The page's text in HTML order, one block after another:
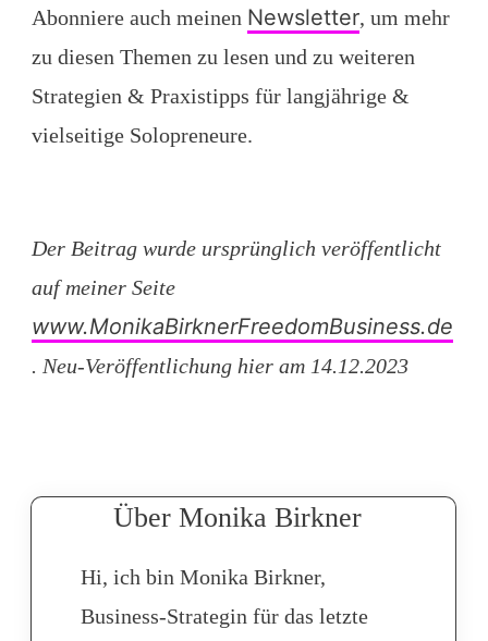
Abonniere auch meinen Newsletter, um mehr
zu diesen Themen zu lesen und zu weiteren
Strategien & Praxistipps für langjährige &
vielseitige Solopreneure.
Der Beitrag wurde ursprünglich veröffentlicht
auf meiner Seite
www.MonikaBirknerFreedomBusiness.de
. Neu-Veröffentlichung hier am 14.12.2023
Über Monika Birkner
Hi, ich bin Monika Birkner,
Business-Strategin für das letzte